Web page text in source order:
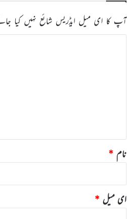
آپ کا ای میل ایڈریس شائع نہیں کیا
نام *
ای میل *